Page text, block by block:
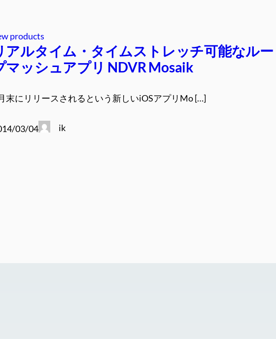
products
アルタイム・タイムストレッチ可能なルー
マッシュアプリ NDVR Mosaik
末にリリースされるという新しいiOSアプリMo […]
03/04 ik